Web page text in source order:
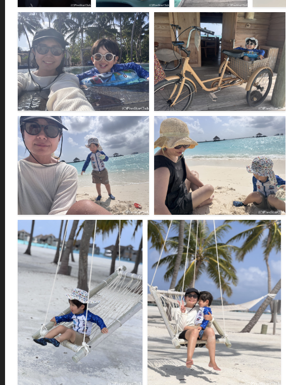
機内で熟睡＜マーレ＞
F225521
リゾートにさようなら＜
リゾート島＞
F225520
出発の時・・・＜ギリラ
ンカンフシ＞＜リゾート
島＞
F225519
モルディ
リゾート
F225518
プールで遊ぶ＜ギリランカンフシ＞＜リゾート
島＞
F225515
リゾート内を自転車で移動＜ギリランカンフシ
＞＜リゾート島＞
F225514
パームビーチで砂遊び＜ギリランカンフシ＞＜
リゾート島＞
F225509
パームビーチで砂遊び＜ギリランカンフシ＞＜
リゾート島＞
F225508